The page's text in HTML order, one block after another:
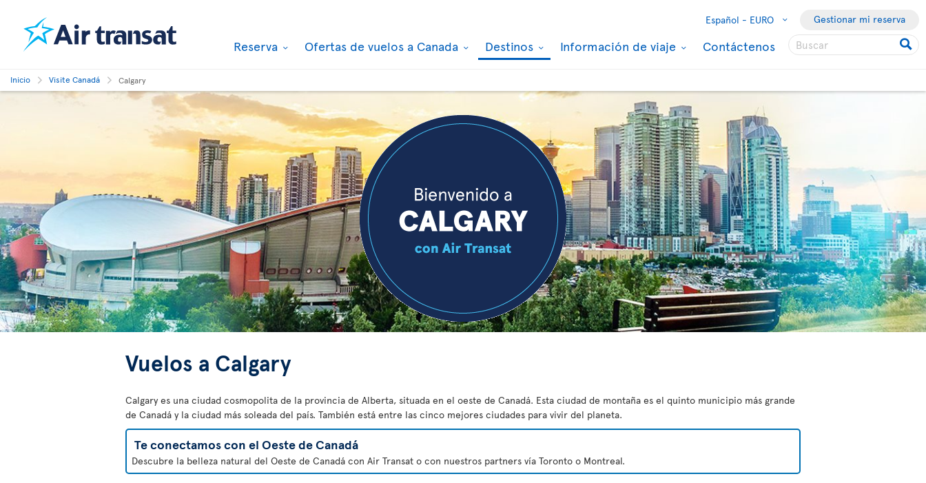
Español - EURO Gestionar mi reserva
Reserva Ofertas de vuelos a Canada Destinos Información de viaje Contáctenos
Inicio Visite Canadá Calgary
Vuelos a Calgary
Calgary es una ciudad cosmopolita de la provincia de Alberta, situada en el oeste de Canadá. Esta ciudad de montaña es el quinto municipio más grande
de Canadá y la ciudad más soleada del país. También está entre las cinco mejores ciudades para vivir del planeta.
Te conectamos con el Oeste de Canadá
Descubre la belleza natural del Oeste de Canadá con Air Transat o con nuestros partners vía Toronto o Montreal.